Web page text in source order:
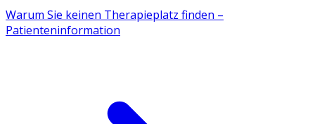
Warum Sie keinen Therapieplatz finden –
Patienteninformation